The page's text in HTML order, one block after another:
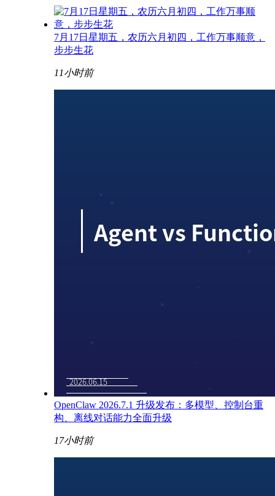
7月17日星期五，农历六月初四，工作万事顺意，
步步生花
11小时前
OpenClaw 2026.7.1 升级发布：多模型、控制台重
构、离线对话能力全面升级
17小时前